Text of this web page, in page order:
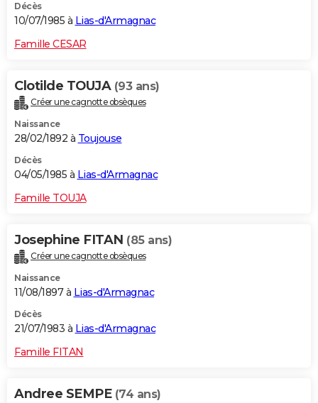
Décès
10/07/1985 à Lias-d'Armagnac
Famille CESAR
Clotilde TOUJA (93 ans)
Créer une cagnotte obsèques
Naissance
28/02/1892 à Toujouse
Décès
04/05/1985 à Lias-d'Armagnac
Famille TOUJA
Josephine FITAN (85 ans)
Créer une cagnotte obsèques
Naissance
11/08/1897 à Lias-d'Armagnac
Décès
21/07/1983 à Lias-d'Armagnac
Famille FITAN
Andree SEMPE (74 ans)